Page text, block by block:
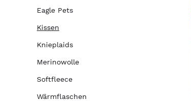
Eagle Pets
Kissen
Knieplaids
Merinowolle
Softfleece
Wärmflaschen